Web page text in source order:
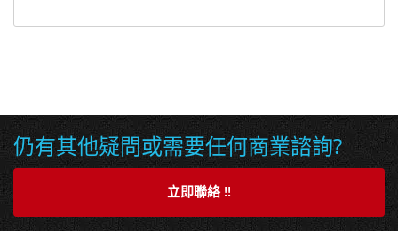
仍有其他疑問或需要任何商業諮詢?
立即聯絡 !!